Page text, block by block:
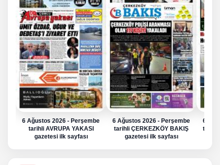
6 Ağustos 2026 - Perşembe
tarihli AVRUPA YAKASI
gazetesi ilk sayfası
6 Ağustos 2026 - Perşembe
tarihli ÇERKEZKÖY BAKIŞ
gazetesi ilk sayfası
6
tarihli